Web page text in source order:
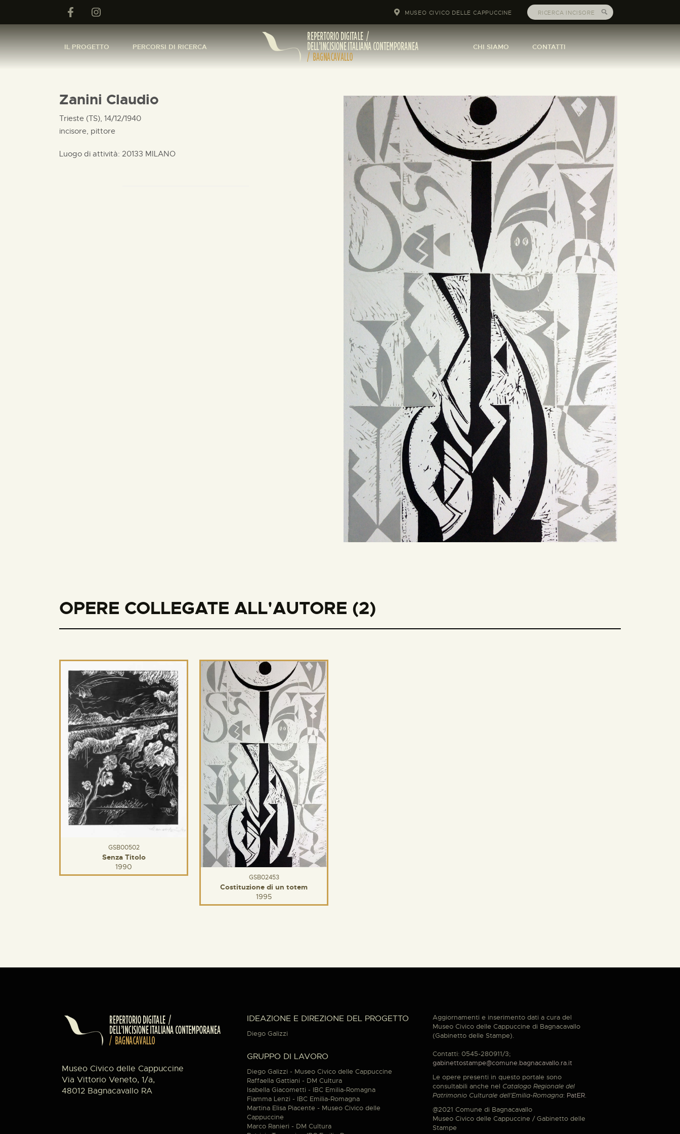
MUSEO CIVICO DELLE CAPPUCCINE
IL PROGETTO PERCORSI DI RICERCA CHI SIAMO CONTATTI
Zanini Claudio
Trieste (TS), 14/12/1940
incisore, pittore
Luogo di attività: 20133 MILANO
OPERE COLLEGATE ALL'AUTORE (2)
GSB00502
Senza Titolo
1990
GSB02453
Costituzione di un totem
1995
Museo Civico delle Cappuccine
Via Vittorio Veneto, 1/a,
48012 Bagnacavallo RA
IDEAZIONE E DIREZIONE DEL PROGETTO
Diego Galizzi
GRUPPO DI LAVORO
Diego Galizzi - Museo Civico delle Cappuccine
Raffaella Gattiani - DM Cultura
Isabella Giacometti - IBC Emilia-Romagna
Fiamma Lenzi - IBC Emilia-Romagna
Martina Elisa Piacente - Museo Civico delle
Cappuccine
Marco Ranieri - DM Cultura
Aggiornamenti e inserimento dati a cura del
Museo Civico delle Cappuccine di Bagnacavallo
(Gabinetto delle Stampe).
Contatti: 0545-280911/3;
gabinettostampe@comune.bagnacavallo.ra.it
Le opere presenti in questo portale sono
consultabili anche nel Catalogo Regionale del
Patrimonio Culturale dell'Emilia-Romagna: PatER.
@2021 Comune di Bagnacavallo
Museo Civico delle Cappuccine / Gabinetto delle
Stampe